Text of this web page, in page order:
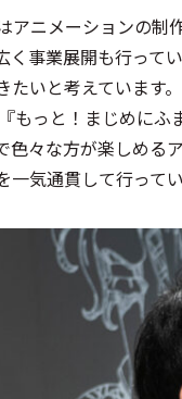
アニメーションの制
く事業展開も行って
いと考えています。
『もっと！まじめに
色々な方が楽しめる
気通貫して行ってい